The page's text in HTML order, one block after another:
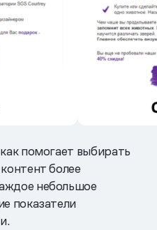
помогает выбирать
более
небольшое
показатели